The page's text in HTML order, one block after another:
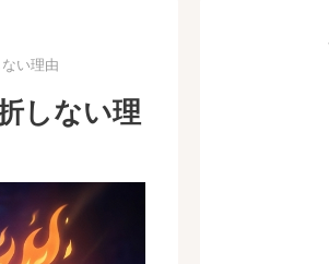
い理由
しない理